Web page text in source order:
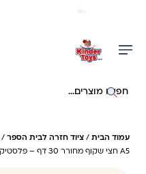
חיפוש באתר
עמוד הבית / ציוד חזרה לבית הספר /
A5 חצי שקוף מחורר 30 דף – פלסטיק גמיש